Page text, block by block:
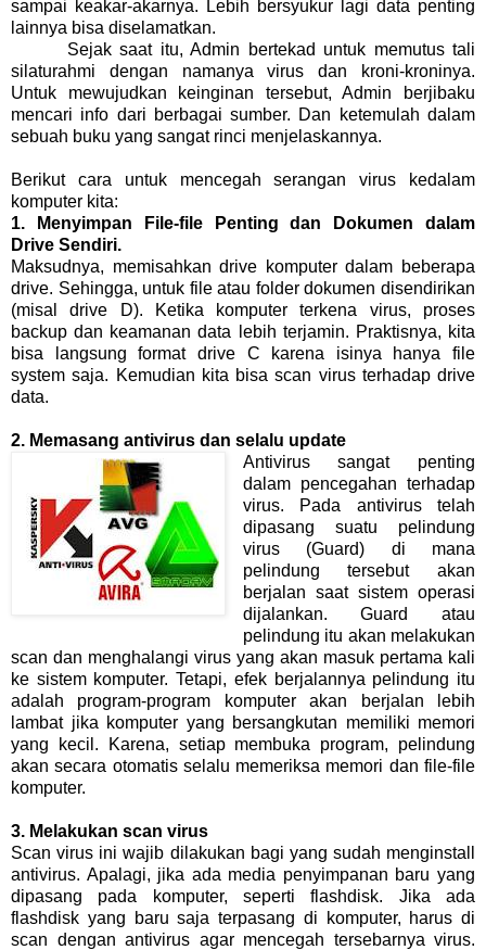
sampai keakar-akarnya. Lebih bersyukur lagi data penting
lainnya bisa diselamatkan.
Sejak saat itu, Admin bertekad untuk memutus tali
silaturahmi dengan namanya virus dan kroni-kroninya.
Untuk mewujudkan keinginan tersebut, Admin berjibaku
mencari info dari berbagai sumber. Dan ketemulah dalam
sebuah buku yang sangat rinci menjelaskannya.
Berikut cara untuk mencegah serangan virus kedalam
komputer kita:
1. Menyimpan File-file Penting dan Dokumen dalam
Drive Sendiri.
Maksudnya, memisahkan drive komputer dalam beberapa
drive. Sehingga, untuk file atau folder dokumen disendirikan
(misal drive D). Ketika komputer terkena virus, proses
backup dan keamanan data lebih terjamin. Praktisnya, kita
bisa langsung format drive C karena isinya hanya file
system saja. Kemudian kita bisa scan virus terhadap drive
data.
2. Memasang antivirus dan selalu update
Antivirus sangat penting
dalam pencegahan terhadap
virus. Pada antivirus telah
dipasang suatu pelindung
virus (Guard) di mana
pelindung tersebut akan
berjalan saat sistem operasi
dijalankan. Guard atau
pelindung itu akan melakukan
scan dan menghalangi virus yang akan masuk pertama kali
ke sistem komputer. Tetapi, efek berjalannya pelindung itu
adalah program-program komputer akan berjalan lebih
lambat jika komputer yang bersangkutan memiliki memori
yang kecil. Karena, setiap membuka program, pelindung
akan secara otomatis selalu memeriksa memori dan file-file
komputer.
3. Melakukan scan virus
Scan virus ini wajib dilakukan bagi yang sudah menginstall
antivirus. Apalagi, jika ada media penyimpanan baru yang
dipasang pada komputer, seperti flashdisk. Jika ada
flashdisk yang baru saja terpasang di komputer, harus di
scan dengan antivirus agar mencegah tersebarnya virus.